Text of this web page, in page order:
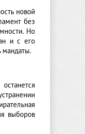
новой
без
Но
и с его
мандаты.
выборов